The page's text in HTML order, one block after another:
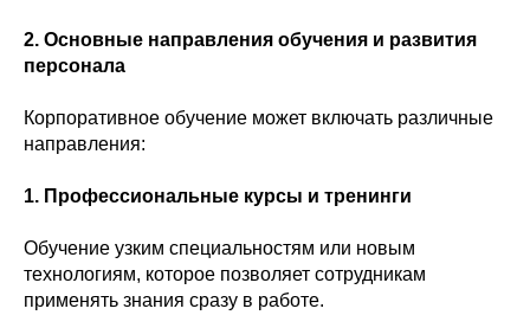
2. Основные направления обучения и развития
персонала
Корпоративное обучение может включать различные
направления:
1. Профессиональные курсы и тренинги
Обучение узким специальностям или новым
технологиям, которое позволяет сотрудникам
применять знания сразу в работе.